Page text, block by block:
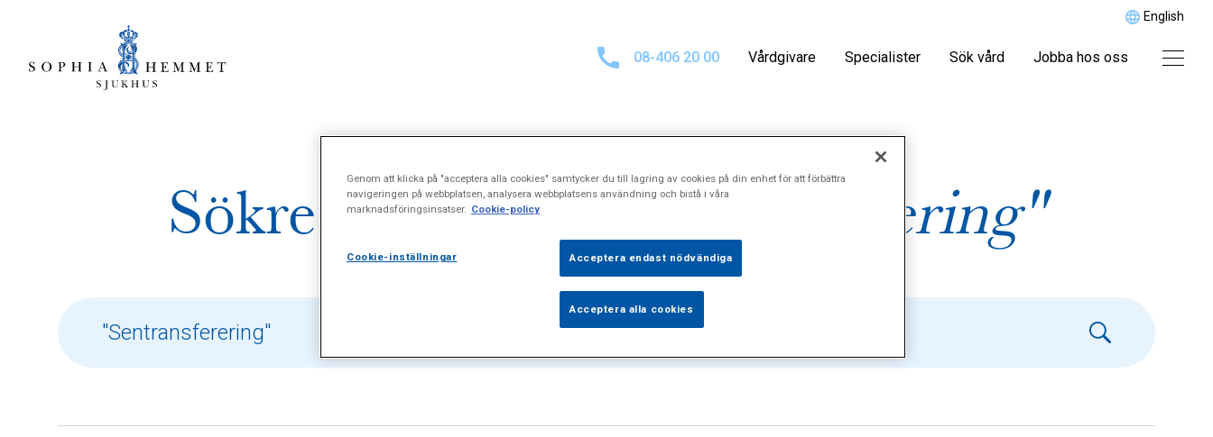
English
08-406 20 00 Vårdgivare Specialister Sök vård Jobba hos oss
Sökresultat för"Sentransferering"
Genom att klicka på "acceptera alla cookies" samtycker du till lagring av cookies på din enhet för att förbättra
navigeringen på webbplatsen, analysera webbplatsens användning och bistå i våra
marknadsföringsinsatser. Cookie-policy
Cookie-inställningar Acceptera endast nödvändiga
Acceptera alla cookies